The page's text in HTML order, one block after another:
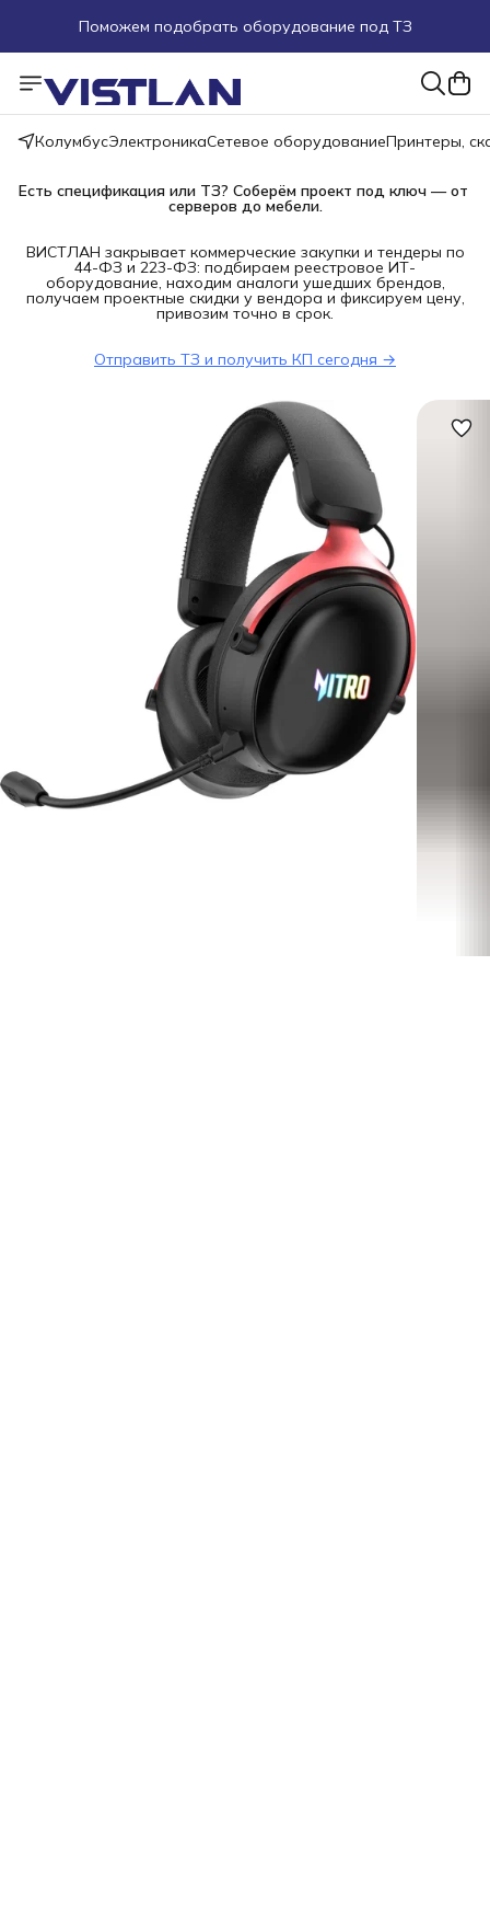
Поможем подобрать оборудование под ТЗ
Пуско-наладочные работы
Пришлите запрос на e-mail или в чат
Более 100 000 позиций в наличии и под заказ
КолумбусЭлектроникаСетевое оборудованиеПринтеры,
Есть спецификация или ТЗ? Соберём проект под ключ — от
серверов до мебели.
ВИСТЛАН закрывает коммерческие закупки и тендеры по
44-ФЗ и 223-ФЗ: подбираем реестровое ИТ-
оборудование, находим аналоги ушедших брендов,
получаем проектные скидки у вендора и фиксируем цену,
привозим точно в срок.
Отправить ТЗ и получить КП сегодня →